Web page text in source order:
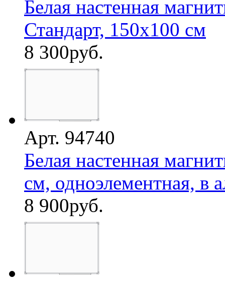
Белая настенная
Стандарт, 150х100 см
8 300руб.
Арт. 94740
Белая настенная
см, одноэлементная, в
8 900руб.